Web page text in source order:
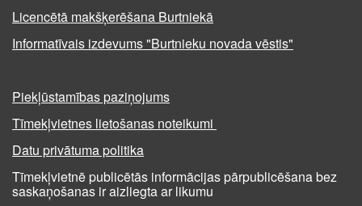
Licencētā makšķerēšana Burtniekā
Informatīvais izdevums "Burtnieku novada vēstis"
Piekļūstamības paziņojums
Tīmekļvietnes lietošanas noteikumi
Datu privātuma politika
Tīmekļvietnē publicētās informācijas pārpublicēšana bez
saskaņošanas ir aizliegta ar likumu